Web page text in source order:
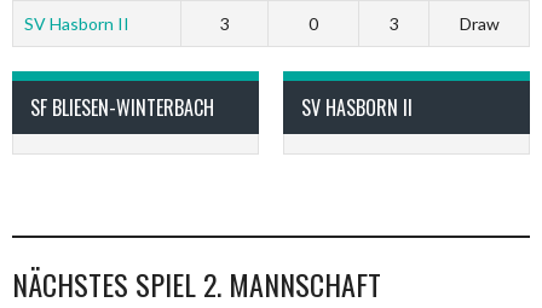
SV Hasborn II 3 0 3 Draw
SF BLIESEN-WINTERBACH SV HASBORN II
NÄCHSTES SPIEL 2. MANNSCHAFT